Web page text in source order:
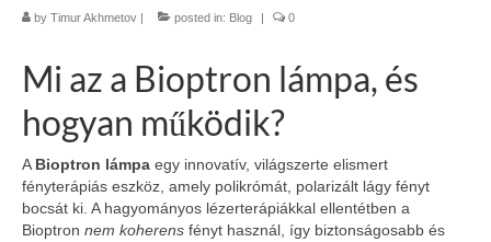
by Timur Akhmetov | posted in: Blog | 0
Mi az a Bioptron lámpa, és
hogyan működik?
A Bioptron lámpa egy innovatív, világszerte elismert
fényterápiás eszköz, amely polikrómát, polarizált lágy fényt
bocsát ki. A hagyományos lézerterápiákkal ellentétben a
Bioptron nem koherens fényt használ, így biztonságosabb és